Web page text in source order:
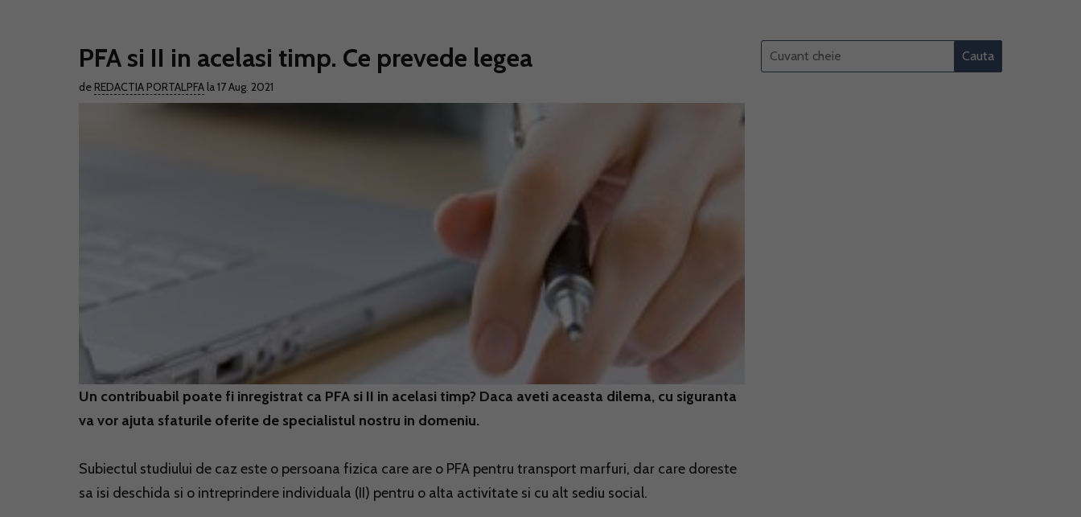
PFA si II in acelasi timp. Ce prevede legea
de REDACTIA PORTALPFA la 17 Aug. 2021
Un contribuabil poate fi inregistrat ca PFA si II in acelasi timp? Daca aveti aceasta dilema, cu siguranta
va vor ajuta sfaturile oferite de specialistul nostru in domeniu.
Subiectul studiului de caz este o persoana fizica care are o PFA pentru transport marfuri, dar care doreste
sa isi deschida si o intreprindere individuala (II) pentru o alta activitate si cu alt sediu social.